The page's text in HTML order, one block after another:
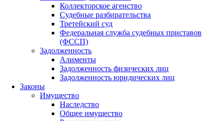
Коллекторское агенство
Судебные разбирательства
Третейский суд
Федеральная служба судебных приставов
(ФССП)
Задолженность
Алименты
Задолженность физических лиц
Задолженность юридических лиц
Законы
Имущество
Наследство
Общее имущество